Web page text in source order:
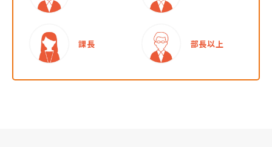
課長 部長以上